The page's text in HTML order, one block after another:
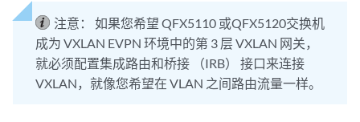
注意：
如果您希望 QFX5110 或QFX5120交换机
成为 VXLAN EVPN 环境中的第 3 层 VXLAN 网关，
就必须配置集成路由和桥接 （IRB） 接口来连接
VXLAN，就像您希望在 VLAN 之间路由流量一样。